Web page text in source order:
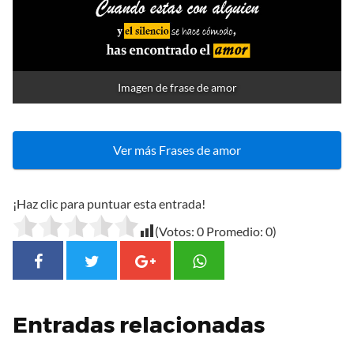
Imagen de frase de amor
Ver más Frases de amor
¡Haz clic para puntuar esta entrada!
(Votos: 0 Promedio: 0)
Entradas relacionadas